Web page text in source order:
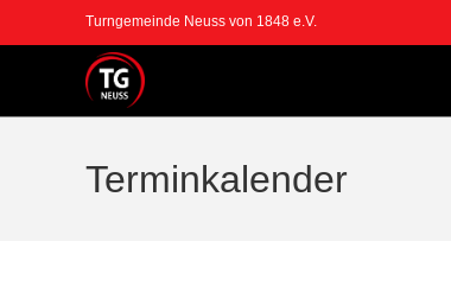
Turngemeinde Neuss von 1848 e.V.
Terminkalender